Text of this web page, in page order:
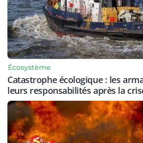
Écosystème
Catastrophe écologique : les
leurs responsabilités après la